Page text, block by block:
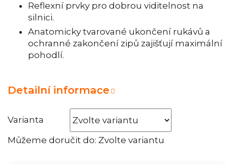
Varianta
Můžeme doručit do: Zvolte variantu
Reflexní prvky pro dobrou viditelnost na
silnici.
Anatomicky tvarované ukončení rukávů a
ochranné zakončení zipů zajišťují maximální
pohodlí.
Detailní informace